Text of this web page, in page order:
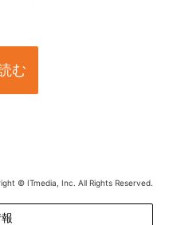
む
© ITmedia, Inc. All Rights Reserved.